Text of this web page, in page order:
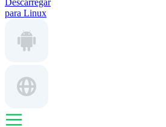
Descarregar
para Linux